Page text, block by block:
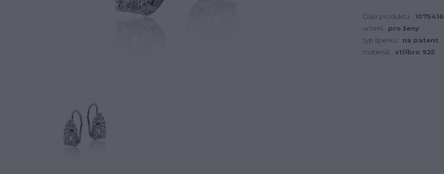
Číslo produktu:
určení:
pro ženy
typ šperku:
na patent
materiál:
stříbro 925